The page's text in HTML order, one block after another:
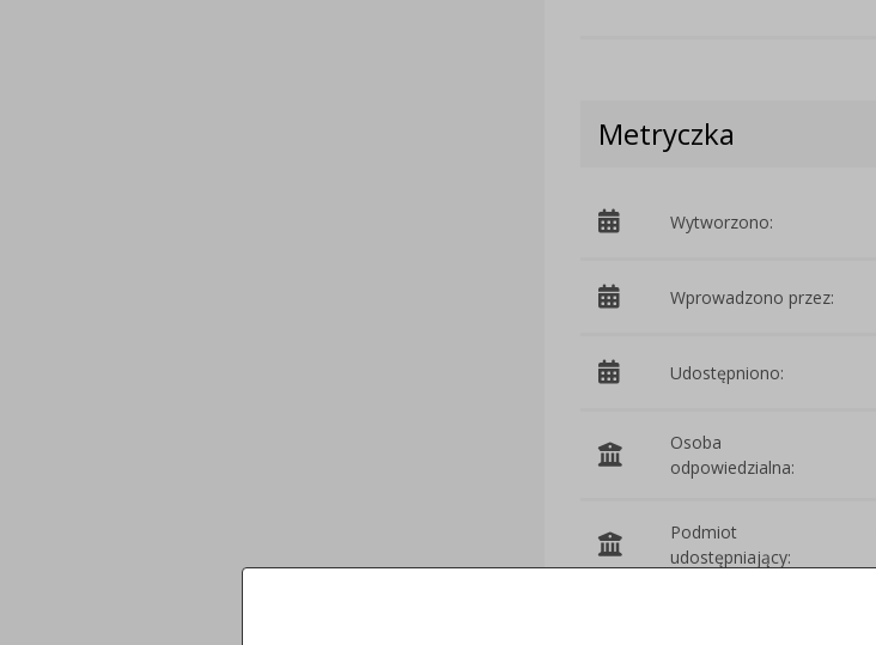
Metryczka
Wytworzono:
Wprowadzono przez:
Udostępniono:
Osoba
odpowiedzialna:
Podmiot
udostępniający: